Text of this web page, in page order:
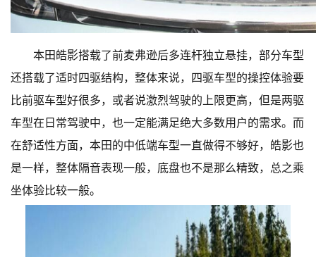
本田皓影搭载了前麦弗逊后多连杆独立悬挂，部分车型
还搭载了适时四驱结构，整体来说，四驱车型的操控体验要
比前驱车型好很多，或者说激烈驾驶的上限更高，但是两驱
车型在日常驾驶中，也一定能满足绝大多数用户的需求。而
在舒适性方面，本田的中低端车型一直做得不够好，皓影也
是一样，整体隔音表现一般，底盘也不是那么精致，总之乘
坐体验比较一般。